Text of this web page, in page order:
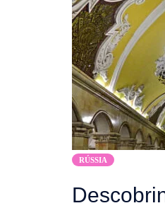
RÚSSIA